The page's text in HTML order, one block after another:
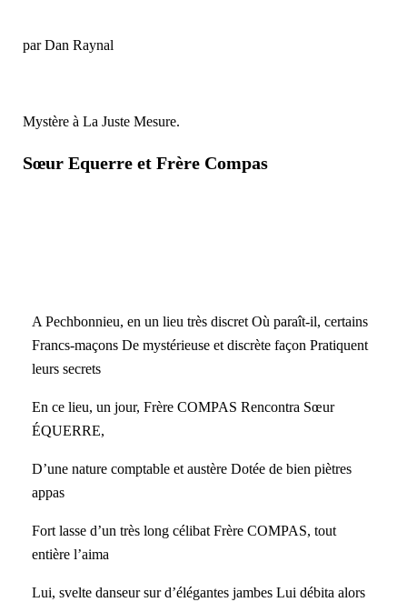
par Dan Raynal
Mystère à La Juste Mesure.
Sœur Equerre et Frère Compas
A Pechbonnieu, en un lieu très discret Où paraît-il, certains
Francs-maçons De mystérieuse et discrète façon Pratiquent
leurs secrets
En ce lieu, un jour, Frère COMPAS Rencontra Sœur
ÉQUERRE,
D’une nature comptable et austère Dotée de bien piètres
appas
Fort lasse d’un très long célibat Frère COMPAS, tout
entière l’aima
Lui, svelte danseur sur d’élégantes jambes Lui débita alors